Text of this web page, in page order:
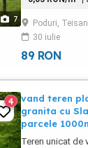
7
deosebit pentru
casă de
turistic.
Poduri,
30 iulie
89 RON
4
vand teren
granita cu
parcele
Teren unicat de